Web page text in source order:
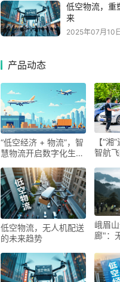
低空物流，重
来
2025年07月10日
产品动态
“低空经济 + 物流”，智
慧物流开启数字化生
【“湘
智航
低空物流，无人机配送
的未来趋势
峨眉
廊"：